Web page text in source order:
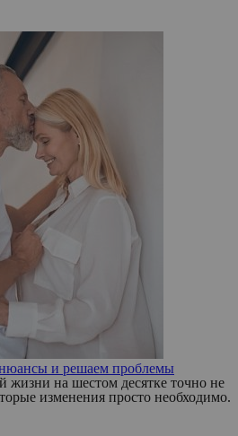
нюансы и решаем проблемы
жизни на шестом десятке точно не
изменения просто необходимо.